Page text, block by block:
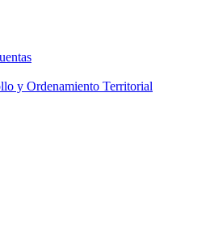
y Ordenamiento Territorial